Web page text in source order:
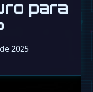
para
2025